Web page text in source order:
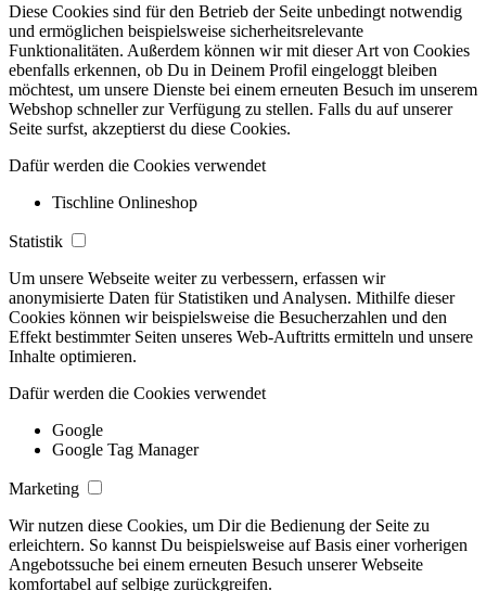
Diese Cookies sind für den Betrieb der Seite unbedingt notwendig
und ermöglichen beispielsweise sicherheitsrelevante
Funktionalitäten. Außerdem können wir mit dieser Art von Cookies
ebenfalls erkennen, ob Du in Deinem Profil eingeloggt bleiben
möchtest, um unsere Dienste bei einem erneuten Besuch im unserem
Webshop schneller zur Verfügung zu stellen. Falls du auf unserer
Seite surfst, akzeptierst du diese Cookies.
Dafür werden die Cookies verwendet
Tischline Onlineshop
Statistik
Um unsere Webseite weiter zu verbessern, erfassen wir
anonymisierte Daten für Statistiken und Analysen. Mithilfe dieser
Cookies können wir beispielsweise die Besucherzahlen und den
Effekt bestimmter Seiten unseres Web-Auftritts ermitteln und unsere
Inhalte optimieren.
Dafür werden die Cookies verwendet
Google
Google Tag Manager
Marketing
Wir nutzen diese Cookies, um Dir die Bedienung der Seite zu
erleichtern. So kannst Du beispielsweise auf Basis einer vorherigen
Angebotssuche bei einem erneuten Besuch unserer Webseite
komfortabel auf selbige zurückgreifen.